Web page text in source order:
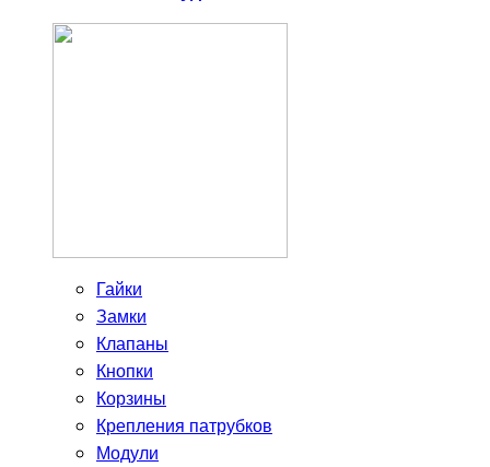
Гайки
Замки
Клапаны
Кнопки
Корзины
Крепления патрубков
Модули